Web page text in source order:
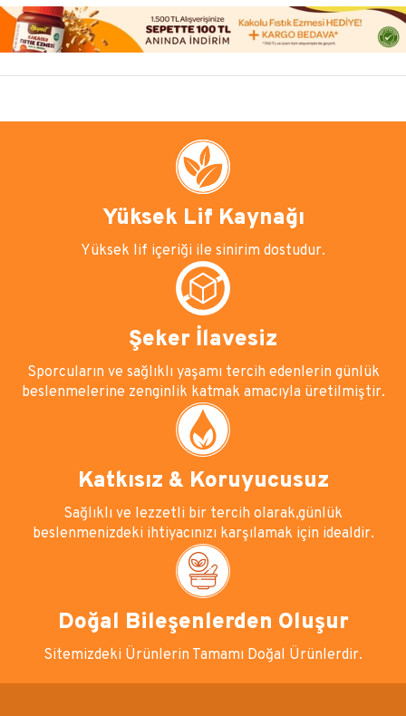
Yüksek Lif Kaynağı
Yüksek lif içeriği ile sinirim dostudur.
Şeker İlavesiz
Sporcuların ve sağlıklı yaşamı tercih edenlerin günlük
beslenmelerine zenginlik katmak amacıyla üretilmiştir.
Katkısız & Koruyucusuz
Sağlıklı ve lezzetli bir tercih olarak,günlük
beslenmenizdeki ihtiyacınızı karşılamak için idealdir.
Doğal Bileşenlerden Oluşur
Sitemizdeki Ürünlerin Tamamı Doğal Ürünlerdir.